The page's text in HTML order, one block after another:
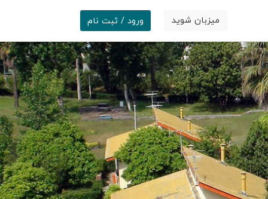
میزبان شوید ورود / ثبت نام